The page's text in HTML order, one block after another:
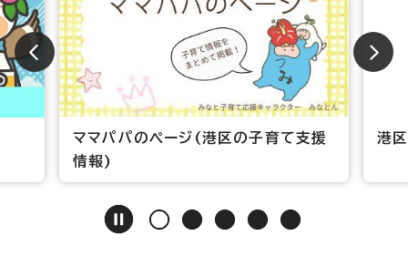
ママパパのページ(港区の子育て支援
情報)
港